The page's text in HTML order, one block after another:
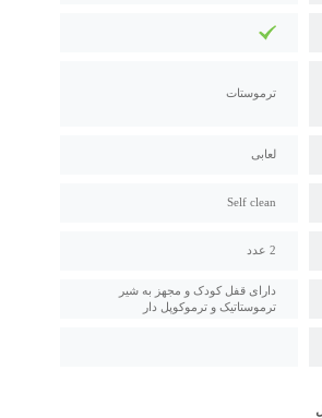
ترموستات
لعابی
Self clean
2 عدد
دارای قفل کودک و مجهز به شیر
ترموستاتیک و ترموکوپل دار